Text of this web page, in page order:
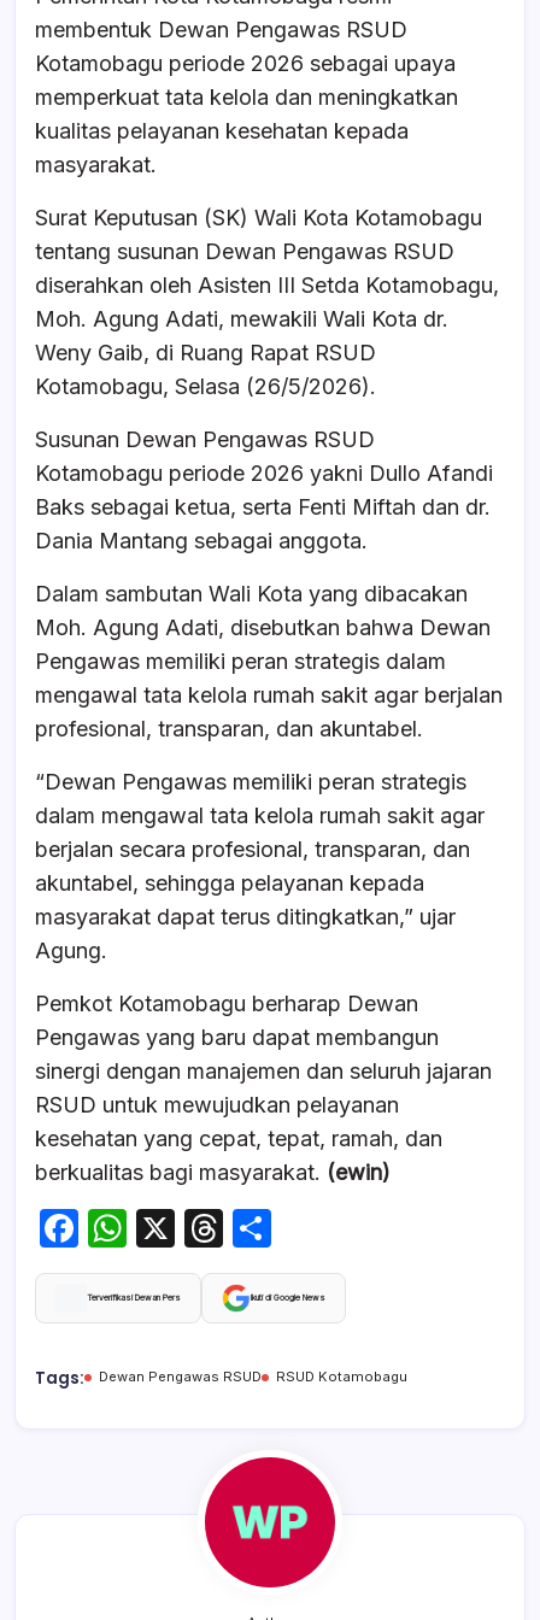
e
b
o
o
k
s
A
p
p
a
d
s
e
membentuk Dewan Pengawas RSUD
Kotamobagu periode 2026 sebagai upaya
memperkuat tata kelola dan meningkatkan
kualitas pelayanan kesehatan kepada
masyarakat.
Surat Keputusan (SK) Wali Kota Kotamobagu
tentang susunan Dewan Pengawas RSUD
diserahkan oleh Asisten III Setda Kotamobagu,
Moh. Agung Adati, mewakili Wali Kota dr.
Weny Gaib, di Ruang Rapat RSUD
Kotamobagu, Selasa (26/5/2026).
Susunan Dewan Pengawas RSUD
Kotamobagu periode 2026 yakni Dullo Afandi
Baks sebagai ketua, serta Fenti Miftah dan dr.
Dania Mantang sebagai anggota.
Dalam sambutan Wali Kota yang dibacakan
Moh. Agung Adati, disebutkan bahwa Dewan
Pengawas memiliki peran strategis dalam
mengawal tata kelola rumah sakit agar berjalan
profesional, transparan, dan akuntabel.
“Dewan Pengawas memiliki peran strategis
dalam mengawal tata kelola rumah sakit agar
berjalan secara profesional, transparan, dan
akuntabel, sehingga pelayanan kepada
masyarakat dapat terus ditingkatkan,” ujar
Agung.
Pemkot Kotamobagu berharap Dewan
Pengawas yang baru dapat membangun
sinergi dengan manajemen dan seluruh jajaran
RSUD untuk mewujudkan pelayanan
kesehatan yang cepat, tepat, ramah, dan
berkualitas bagi masyarakat. (ewin)
F
a
c
b
W
h
at
A
X
T
hr
e
d
h
ar
Terverifikasi Dewan Pers Ikuti di Google News
Tags: Dewan Pengawas RSUD RSUD Kotamobagu